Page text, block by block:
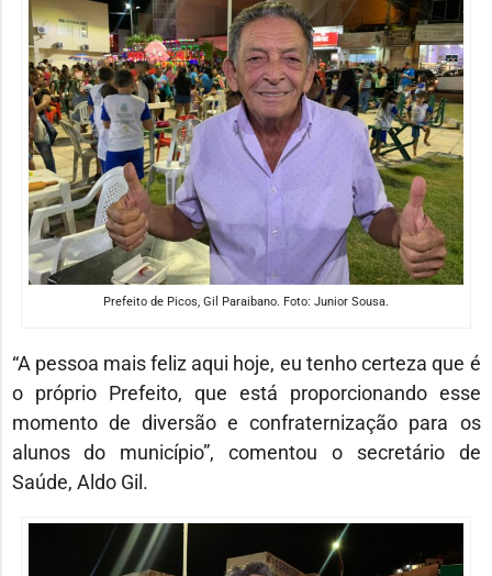
Prefeito de Picos, Gil Paraibano. Foto: Junior Sousa.
“A pessoa mais feliz aqui hoje, eu tenho certeza que é
o próprio Prefeito, que está proporcionando esse
momento de diversão e confraternização para os
alunos do município”, comentou o secretário de
Saúde, Aldo Gil.